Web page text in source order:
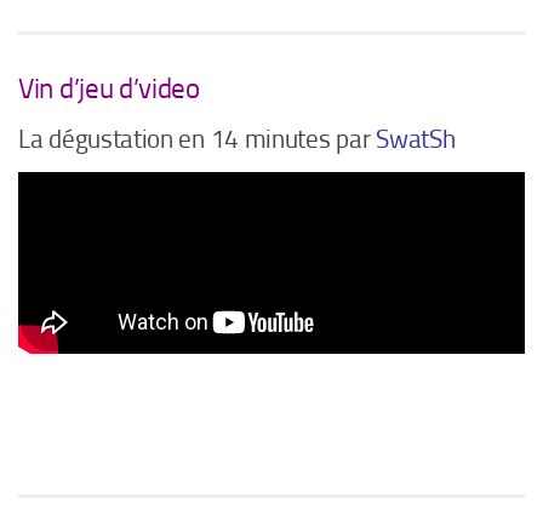
Vin d’jeu d’video
La dégustation en 14 minutes par SwatSh